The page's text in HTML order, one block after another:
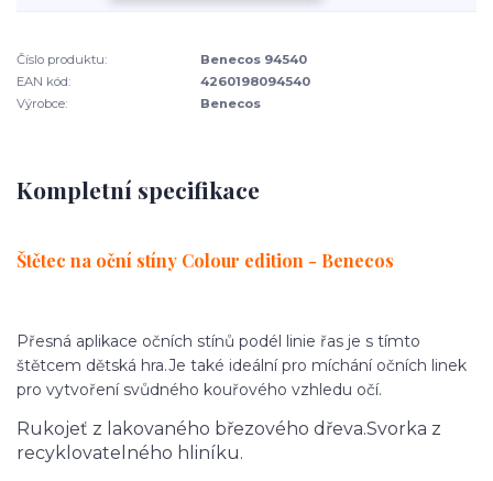
Číslo produktu:
Benecos 94540
EAN kód:
4260198094540
Výrobce:
Benecos
Kompletní specifikace
Štětec na oční stíny Colour edition - Benecos
Přesná aplikace očních stínů podél linie řas je s tímto
štětcem dětská hra.Je také ideální pro míchání očních linek
pro vytvoření svůdného kouřového vzhledu očí.
Rukojeť z lakovaného březového dřeva.Svorka z
recyklovatelného hliníku.